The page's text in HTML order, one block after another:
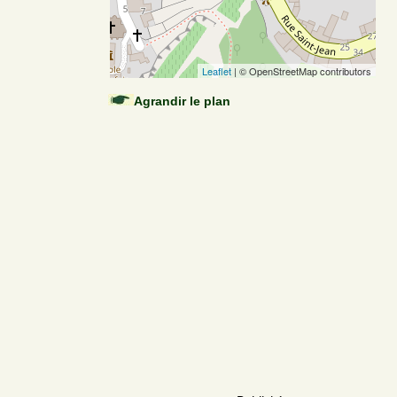
Leaflet | © OpenStreetMap contributors
Agrandir le plan